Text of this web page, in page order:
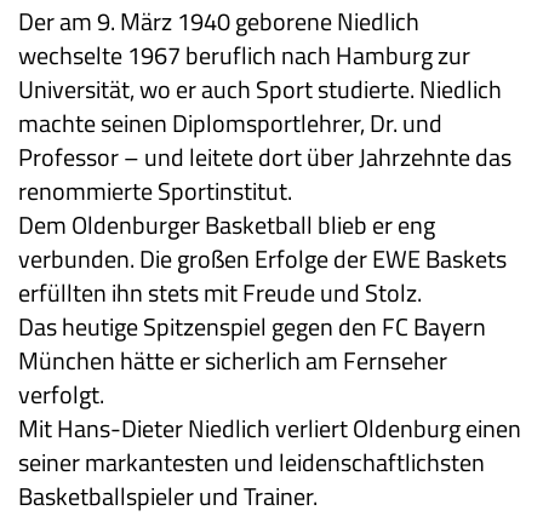
Der am 9. März 1940 geborene Niedlich
wechselte 1967 beruflich nach Hamburg zur
Universität, wo er auch Sport studierte. Niedlich
machte seinen Diplomsportlehrer, Dr. und
Professor – und leitete dort über Jahrzehnte das
renommierte Sportinstitut.
Dem Oldenburger Basketball blieb er eng
verbunden. Die großen Erfolge der EWE Baskets
erfüllten ihn stets mit Freude und Stolz.
Das heutige Spitzenspiel gegen den FC Bayern
München hätte er sicherlich am Fernseher
verfolgt.
Mit Hans-Dieter Niedlich verliert Oldenburg einen
seiner markantesten und leidenschaftlichsten
Basketballspieler und Trainer.